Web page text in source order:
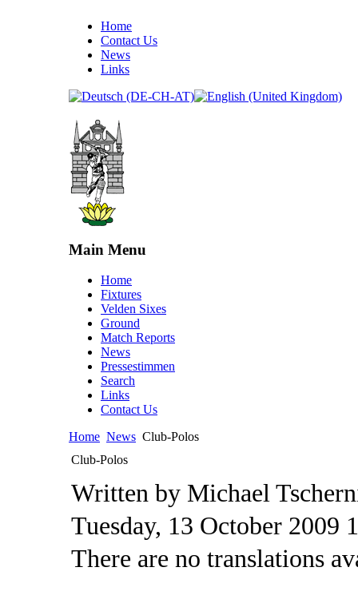
Home
Contact Us
News
Links
Main Menu
Home
Fixtures
Velden Sixes
Ground
Match Reports
News
Pressestimmen
Search
Links
Contact Us
Home News Club-Polos
Club-Polos
Written by Michael
Tuesday, 13 October 2009
There are no translations